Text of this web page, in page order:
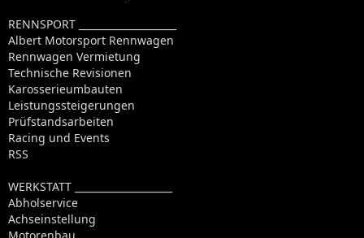
RENNSPORT ____________________
Albert Motorsport Rennwagen
Rennwagen Vermietung
Technische Revisionen
Karosserieumbauten
Leistungssteigerungen
Prüfstandsarbeiten
Racing und Events
RSS
WERKSTATT ____________________
Abholservice
Achseinstellung